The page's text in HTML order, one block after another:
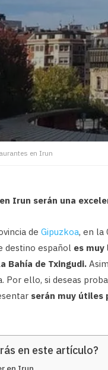
en Irun
Irun serán una
de Gipuzkoa, en la
destino español es
Bahía de Txingudi.
Por ello, si deseas
serán muy útiles
en este artículo?